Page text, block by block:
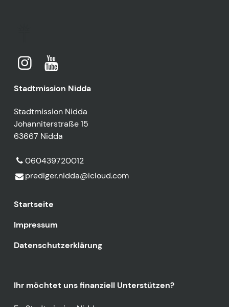
Stadtmission Nidda
Stadtmission Nidda
Johanniterstraße 15
63667 Nidda
060439720012
prediger.​nidda@​icloud.​com
Startseite
Impressum
Datenschutzerklärung
Ihr möchtet uns finanziell Unterstützen?